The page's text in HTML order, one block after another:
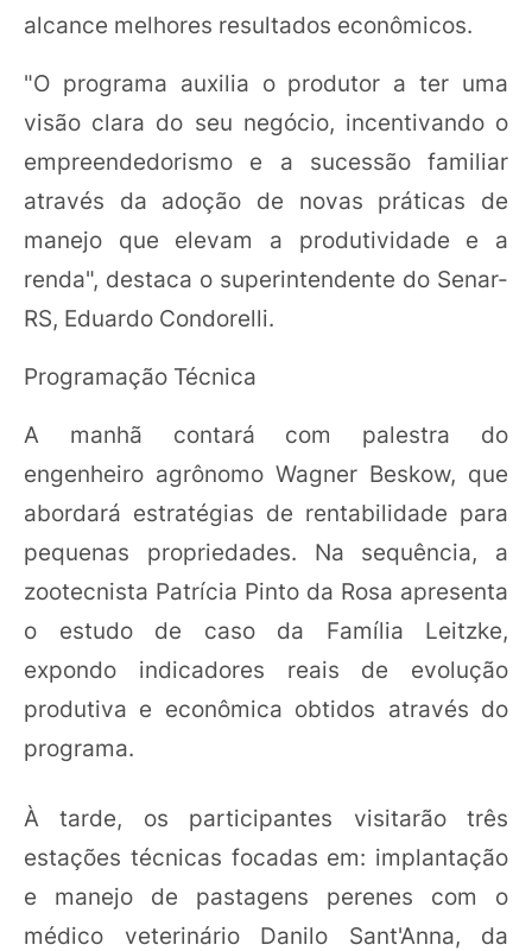
alcance melhores resultados econômicos.
"O programa auxilia o produtor a ter uma
visão clara do seu negócio, incentivando o
empreendedorismo e a sucessão familiar
através da adoção de novas práticas de
manejo que elevam a produtividade e a
renda", destaca o superintendente do Senar-
RS, Eduardo Condorelli.
Programação Técnica
A manhã contará com palestra do
engenheiro agrônomo Wagner Beskow, que
abordará estratégias de rentabilidade para
pequenas propriedades. Na sequência, a
zootecnista Patrícia Pinto da Rosa apresenta
o estudo de caso da Família Leitzke,
expondo indicadores reais de evolução
produtiva e econômica obtidos através do
programa.
À tarde, os participantes visitarão três
estações técnicas focadas em: implantação
e manejo de pastagens perenes com o
médico veterinário Danilo Sant'Anna, da